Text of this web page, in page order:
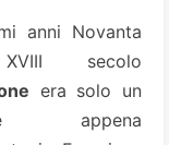
anni Novanta
secolo
era solo un
appena